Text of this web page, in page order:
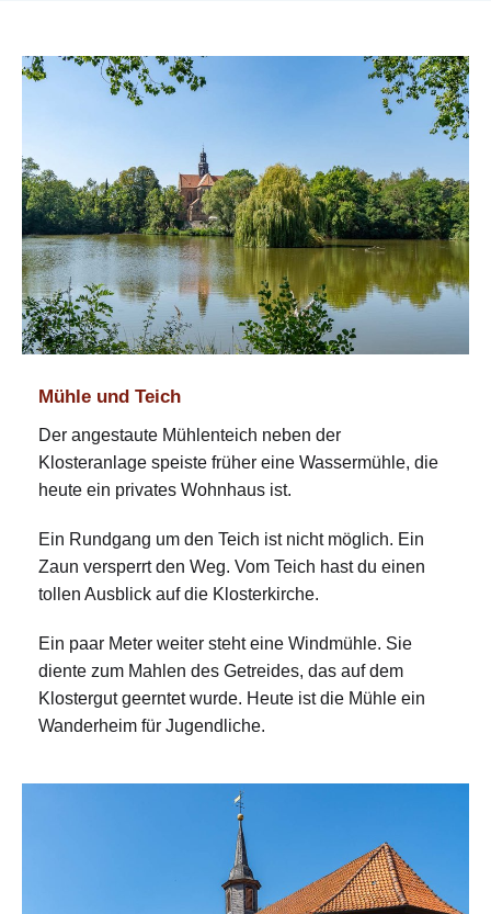
Mühle und Teich
Der angestaute Mühlenteich neben der
Klosteranlage speiste früher eine Wassermühle, die
heute ein privates Wohnhaus ist.
Ein Rundgang um den Teich ist nicht möglich. Ein
Zaun versperrt den Weg. Vom Teich hast du einen
tollen Ausblick auf die Klosterkirche.
Ein paar Meter weiter steht eine Windmühle. Sie
diente zum Mahlen des Getreides, das auf dem
Klostergut geerntet wurde. Heute ist die Mühle ein
Wanderheim für Jugendliche.